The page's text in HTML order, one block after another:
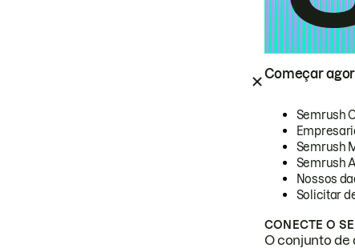
Começar
Semrush
Semrush
Semrush
Nossos
Solicitar
CONECTE O
O conjunto de